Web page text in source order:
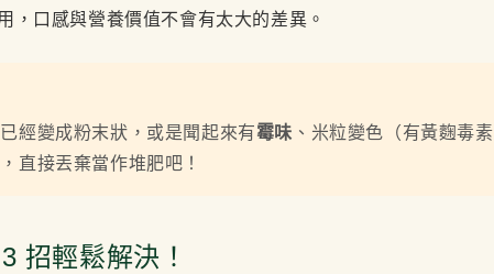
，口感與營養價值不會有太大的差異。
經變成粉末狀，或是聞起來有霉味 、米粒變色（有黃麴毒素
直接丟棄當作堆肥吧！
招輕鬆解決！